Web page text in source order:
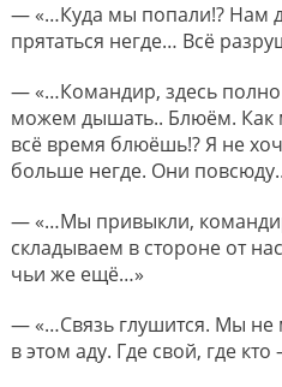
— «…Куда мы попали!? Нам
прятаться негде… Всё
— «…Командир, здесь полно
можем дышать.. Блюём. Как
всё время блюёшь!? Я не
больше негде. Они
— «…Мы привыкли,
складываем в стороне от
чьи же ещё…»
— «…Связь глушится. Мы не
в этом аду. Где свой, где